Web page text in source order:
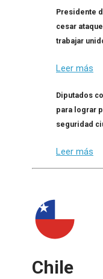
Presidente
cesar
trabajar
Leer más
Diputados
para lograr
seguridad
Leer más
Chile